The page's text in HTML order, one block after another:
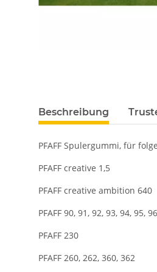
Beschreibung
PFAFF Spulergummi, für
PFAFF creative 1,5
PFAFF creative ambition 640
PFAFF 90, 91, 92, 93, 94, 95,
PFAFF 230
PFAFF 260, 262, 360, 362